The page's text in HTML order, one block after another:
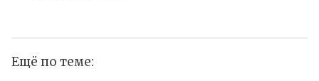
Ещё по теме: